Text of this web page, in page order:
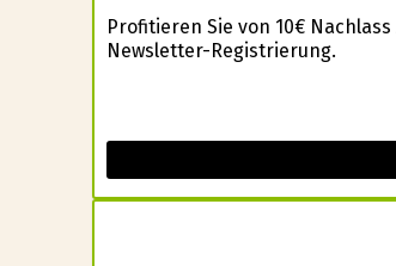
Profitieren Sie von 10€
Newsletter-Registrierung.